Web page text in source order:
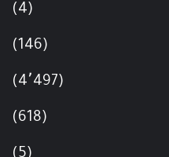
(4)
(146)
(4٬497)
(618)